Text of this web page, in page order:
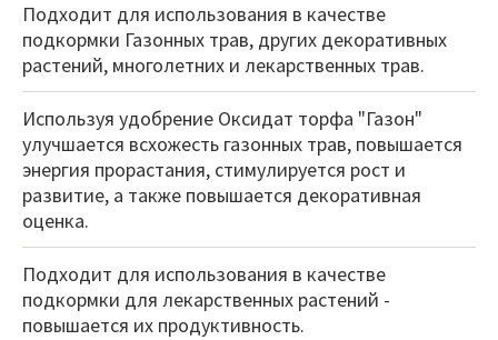
Подходит для использования в качестве
подкормки Газонных трав, других декоративных
растений, многолетних и лекарственных трав.
Используя удобрение Оксидат торфа "Газон"
улучшается всхожесть газонных трав, повышается
энергия прорастания, стимулируется рост и
развитие, а также повышается декоративная
оценка.
Подходит для использования в качестве
подкормки для лекарственных растений -
повышается их продуктивность.